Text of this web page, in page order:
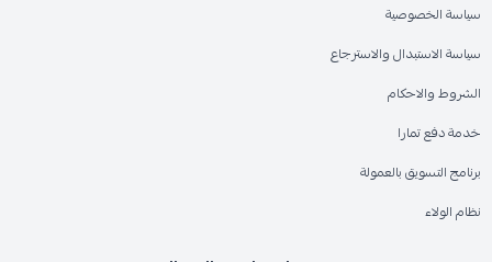
سياسة الخصوصية
سياسة الاستبدال والاسترجاع
الشروط والاحكام
خدمة دفع تمارا
برنامج التسويق بالعمولة
نظام الولاء